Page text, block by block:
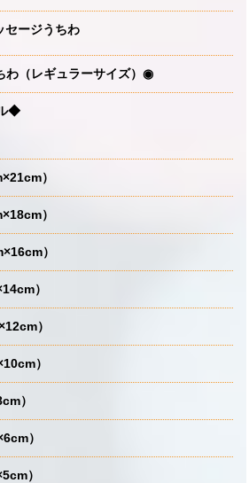
セージうちわ
わ（レギュラーサイズ）◉
◆
）
）
）
）
）
）
）
）
）